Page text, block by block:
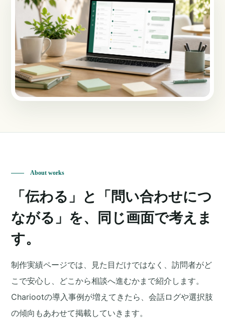
About works
「伝わる」と「問い合わせにつ
ながる」を、同じ画面で考えま
す。
制作実績ページでは、見た目だけではなく、訪問者がど
こで安心し、どこから相談へ進むかまで紹介します。
Chariootの導入事例が増えてきたら、会話ログや選択肢
の傾向もあわせて掲載していきます。